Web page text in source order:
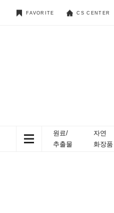
FAVORITE CS CENTER
원료/
추출물
자연
화장품